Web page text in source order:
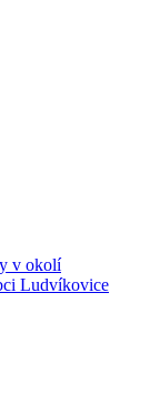
v okolí
Ludvíkovice